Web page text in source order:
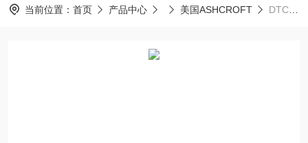
当前位置： 首页 产品中心 美国ASHCROFT DTC 法兰隔膜美国ashcroft雅斯科ASHCROFT